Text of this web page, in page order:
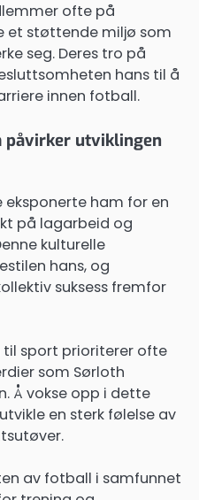
ofte på
et støttende miljø som
seg. Deres tro på
hans til å
innen fotball.
utviklingen
eksponerte ham for en
på lagarbeid og
kulturelle
hans, og
suksess fremfor
sport prioriterer ofte
som Sørloth
Å vokse opp i dette
en sterk følelse av
av fotball i samfunnet